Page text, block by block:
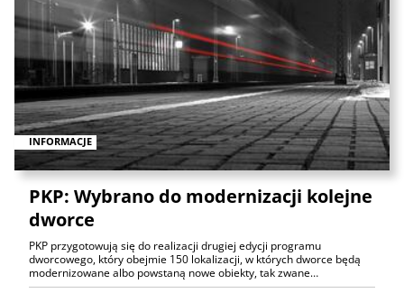
INFORMACJE
PKP: Wybrano do modernizacji kolejne
dworce
PKP przygotowują się do realizacji drugiej edycji programu
dworcowego, który obejmie 150 lokalizacji, w których dworce będą
modernizowane albo powstaną nowe obiekty, tak zwane…